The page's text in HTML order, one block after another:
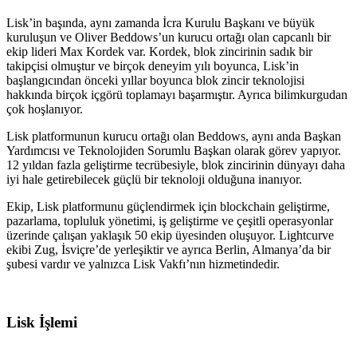
Lisk’in başında, aynı zamanda İcra Kurulu Başkanı ve büyük
kuruluşun ve Oliver Beddows’un kurucu ortağı olan capcanlı bir
ekip lideri Max Kordek var. Kordek, blok zincirinin sadık bir
takipçisi olmuştur ve birçok deneyim yılı boyunca, Lisk’in
başlangıcından önceki yıllar boyunca blok zincir teknolojisi
hakkında birçok içgörü toplamayı başarmıştır. Ayrıca bilimkurgudan
çok hoşlanıyor.
Lisk platformunun kurucu ortağı olan Beddows, aynı anda Başkan
Yardımcısı ve Teknolojiden Sorumlu Başkan olarak görev yapıyor.
12 yıldan fazla geliştirme tecrübesiyle, blok zincirinin dünyayı daha
iyi hale getirebilecek güçlü bir teknoloji olduğuna inanıyor.
Ekip, Lisk platformunu güçlendirmek için blockchain geliştirme,
pazarlama, topluluk yönetimi, iş geliştirme ve çeşitli operasyonlar
üzerinde çalışan yaklaşık 50 ekip üyesinden oluşuyor. Lightcurve
ekibi Zug, İsviçre’de yerleşiktir ve ayrıca Berlin, Almanya’da bir
şubesi vardır ve yalnızca Lisk Vakfı’nın hizmetindedir.
Lisk İşlemi